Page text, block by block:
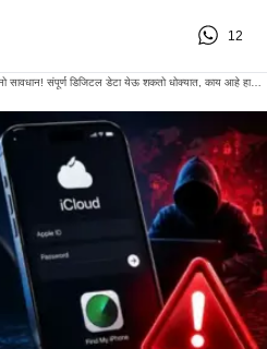
12
IPhone वापरणाऱ्यांनो सावधान! संपूर्ण डिजिटल डेटा येऊ शकतो धोक्यात, काय आहे हायब्रीड सायबर फ्रॉड?